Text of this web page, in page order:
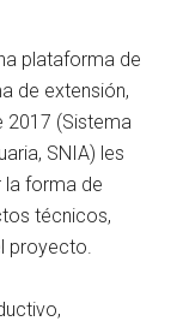
plataforma de
de extensión,
2017 (Sistema
SNIA) les
la forma de
técnicos,
proyecto.